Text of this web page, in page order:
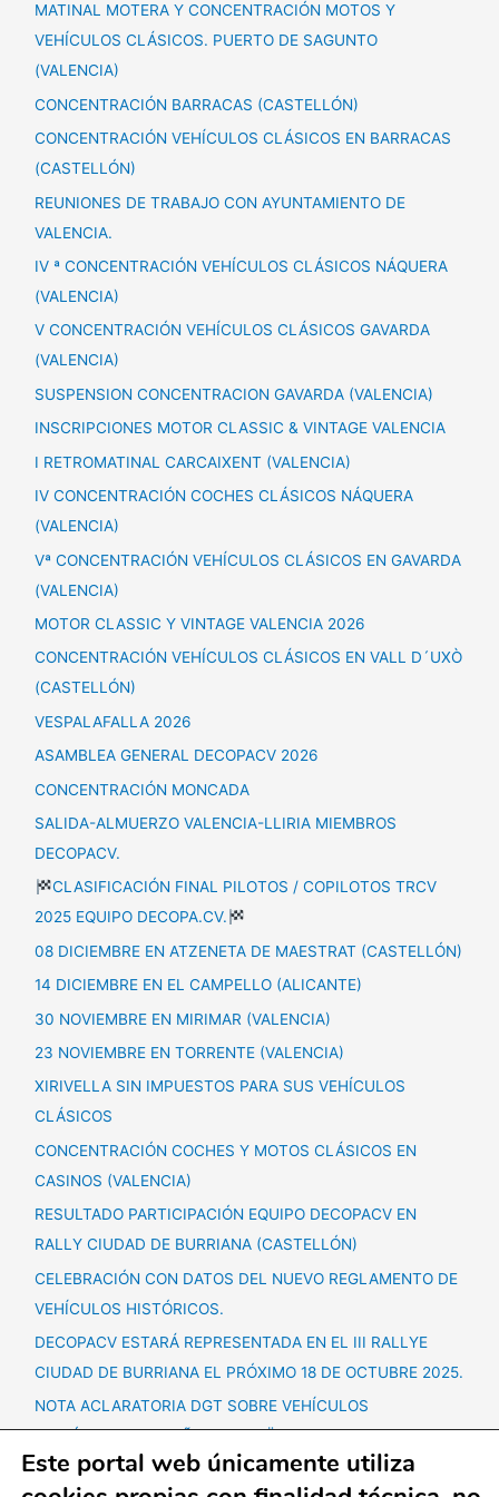
MATINAL MOTERA Y CONCENTRACIÓN MOTOS Y
VEHÍCULOS CLÁSICOS. PUERTO DE SAGUNTO
(VALENCIA)
CONCENTRACIÓN BARRACAS (CASTELLÓN)
CONCENTRACIÓN VEHÍCULOS CLÁSICOS EN BARRACAS
(CASTELLÓN)
REUNIONES DE TRABAJO CON AYUNTAMIENTO DE
VALENCIA.
IV ª CONCENTRACIÓN VEHÍCULOS CLÁSICOS NÁQUERA
(VALENCIA)
V CONCENTRACIÓN VEHÍCULOS CLÁSICOS GAVARDA
(VALENCIA)
SUSPENSION CONCENTRACION GAVARDA (VALENCIA)
INSCRIPCIONES MOTOR CLASSIC & VINTAGE VALENCIA
I RETROMATINAL CARCAIXENT (VALENCIA)
IV CONCENTRACIÓN COCHES CLÁSICOS NÁQUERA
(VALENCIA)
Vª CONCENTRACIÓN VEHÍCULOS CLÁSICOS EN GAVARDA
(VALENCIA)
MOTOR CLASSIC Y VINTAGE VALENCIA 2026
CONCENTRACIÓN VEHÍCULOS CLÁSICOS EN VALL D´UXÒ
(CASTELLÓN)
VESPALAFALLA 2026
ASAMBLEA GENERAL DECOPACV 2026
CONCENTRACIÓN MONCADA
SALIDA-ALMUERZO VALENCIA-LLIRIA MIEMBROS
DECOPACV.
CLASIFICACIÓN FINAL PILOTOS / COPILOTOS TRCV
2025 EQUIPO DECOPA.CV.
08 DICIEMBRE EN ATZENETA DE MAESTRAT (CASTELLÓN)
14 DICIEMBRE EN EL CAMPELLO (ALICANTE)
30 NOVIEMBRE EN MIRIMAR (VALENCIA)
23 NOVIEMBRE EN TORRENTE (VALENCIA)
XIRIVELLA SIN IMPUESTOS PARA SUS VEHÍCULOS
CLÁSICOS
CONCENTRACIÓN COCHES Y MOTOS CLÁSICOS EN
CASINOS (VALENCIA)
RESULTADO PARTICIPACIÓN EQUIPO DECOPACV EN
RALLY CIUDAD DE BURRIANA (CASTELLÓN)
CELEBRACIÓN CON DATOS DEL NUEVO REGLAMENTO DE
VEHÍCULOS HISTÓRICOS.
DECOPACV ESTARÁ REPRESENTADA EN EL III RALLYE
CIUDAD DE BURRIANA EL PRÓXIMO 18 DE OCTUBRE 2025.
NOTA ACLARATORIA DGT SOBRE VEHÍCULOS
HISTÓRICOS + 60 AÑOS ANTIGÜEDAD.
CONCENTRACIÓN VEHÍCULOS CLÁSICOS SÁBADO 25
Este portal web únicamente utiliza